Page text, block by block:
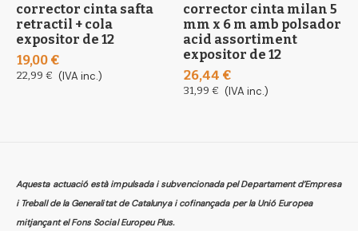
corrector cinta safta
retractil + cola
expositor de 12
19,00 €
22,99 € (IVA inc.)
corrector cinta milan 5
mm x 6 m amb polsador
acid assortiment
expositor de 12
26,44 €
31,99 € (IVA inc.)
Aquesta actuació està impulsada i subvencionada pel Departament d’Empresa
i Treball de la Generalitat de Catalunya i cofinançada per la Unió Europea
mitjançant el Fons Social Europeu Plus.